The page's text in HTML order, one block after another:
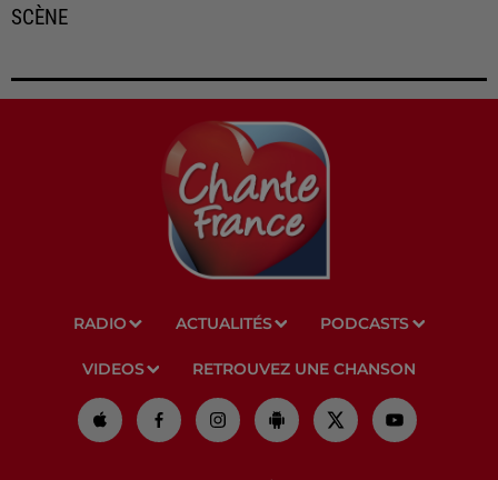
SCÈNE
RADIO ACTUALITÉS PODCASTS
VIDEOS RETROUVEZ UNE CHANSON